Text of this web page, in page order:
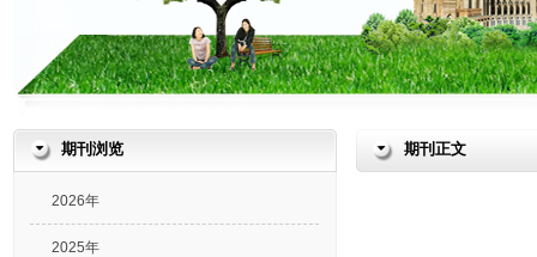
期刊浏览
2026年
2025年
期刊正文